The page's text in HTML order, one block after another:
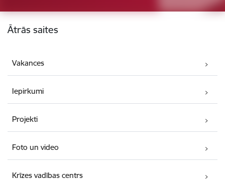
Kājene
Ātrās saites
Vakances
Iepirkumi
Projekti
Foto un video
Krīzes vadības centrs